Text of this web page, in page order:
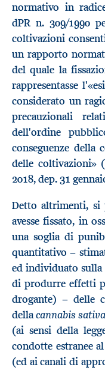
normativo in
dPR n. 309/1990
coltivazioni
un rapporto
del quale la
rappresentasse
considerato un
precauzionali
dell'ordine
conseguenze della
delle coltivazioni»
2018, dep. 31
Detto altrimenti, si
avesse fissato, in
una soglia di
quantitativo −
ed individuato sulla
di produrre effetti
drogante) − delle
dellacannabis sativa
(ai sensi della
condotte estranee
(ed ai canali di